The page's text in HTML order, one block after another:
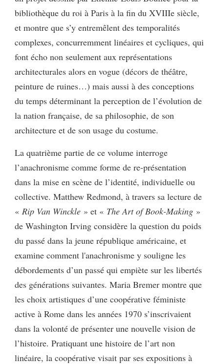
bibliothèque du roi à Paris à la fin du XVIIIe siècle,
et montre que s’y entremêlent des temporalités
complexes, concurremment linéaires et cycliques, qui
font écho non seulement aux représentations
architecturales alors en vogue (décors de théâtre,
peinture de ruines…) mais aussi à des conceptions
du temps déterminant la perception de l’évolution de
la nation française, de sa philosophie, de son
architecture et de son usage du costume.
La quatrième partie de ce volume interroge
l’anachronisme comme forme de re-présentation
dans la mise en scène de l’identité, individuelle ou
collective. Matthew Redmond, à travers sa lecture de
« Rip Van Winckle » et « The Art of Book-Making »
de Washington Irving considère la question du poids
du passé dans la jeune république américaine, et
examine comment l'anachronisme y souligne les
débordements d’un passé qui empiète sur les libertés
des générations suivantes. Maria Bremer montre que
les choix artistiques d’une coopérative féministe
active à Rome dans les années 1970 s’inscrivaient
dans la volonté de présenter une nouvelle vision de
l’histoire. Pratiquant une histoire de l’art non
linéaire, la coopérative visait par ses expositions à